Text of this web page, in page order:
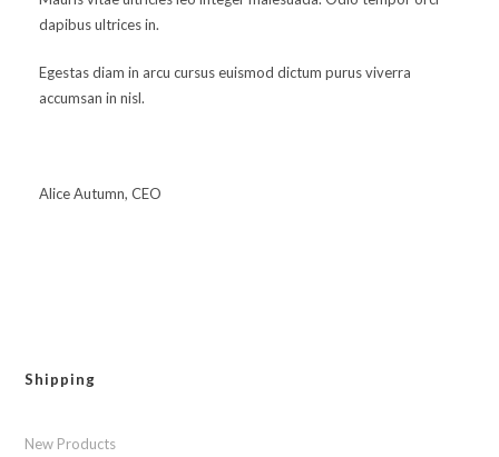
dapibus ultrices in.
Egestas diam in arcu cursus euismod dictum purus viverra
accumsan in nisl.
Alice Autumn, CEO
Shipping
New Products